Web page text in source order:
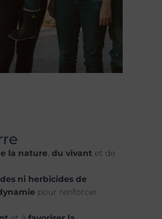
la nature,du vivant et de
ni herbicides de
pour renforcer